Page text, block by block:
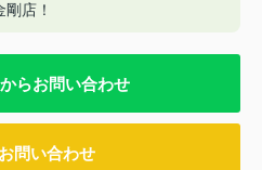
店！
らお問い合わせ
お問い合わせ